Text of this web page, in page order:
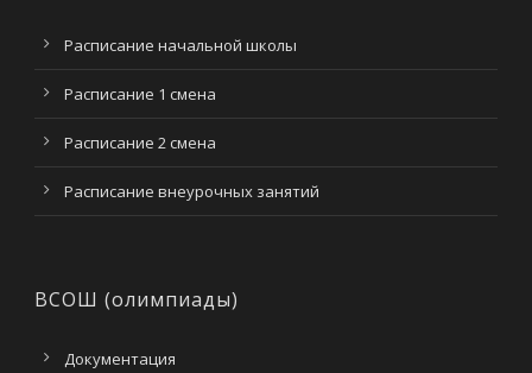
Расписание начальной школы
Расписание 1 смена
Расписание 2 смена
Расписание внеурочных занятий
ВСОШ (олимпиады)
Документация